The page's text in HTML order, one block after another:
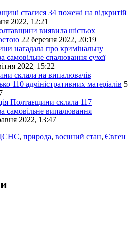
сталися 34 пожежі на відкритій
2022, 12:21
виявила шістьох
22 березня 2022, 20:19
нагадала про кримінальну
самовільне спалювання сухої
2022, 15:22
склала на випалювачів
110 адміністративних матеріалів 5
Полтавщини склала 117
самовільне випалювання
2022, 13:47
, природа, воєнний стан, Євген